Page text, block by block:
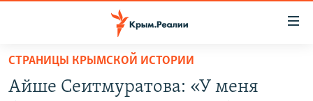
Вернуться
основному
СТРАНИЦЫ КРЫМСКОЙ ИСТОРИИ
Айше Сеитмуратова: «У меня